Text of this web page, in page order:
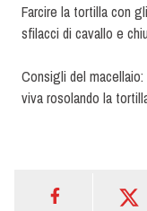
Farcire la tortilla con
sfilacci di cavallo e
Consigli del
viva rosolando la